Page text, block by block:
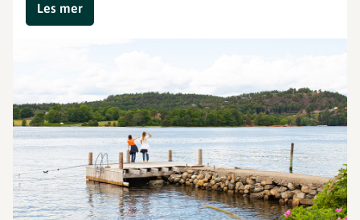
Les mer